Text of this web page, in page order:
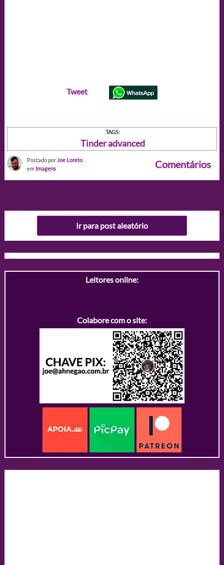
Tweet
TAGS:
Tinder advanced
Postado por Joe Loreto
em Imagens Comentários
Ir para post aleatório
Leitores online:
Colabore com o site: